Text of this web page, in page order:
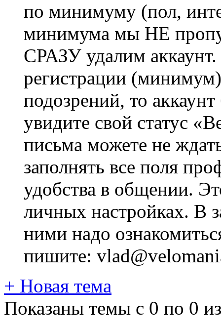
по минимуму (пол,
минимума мы НЕ
СРАЗУ удалим
регистрации
подозрений, то
увидите свой статус
письма можете не
заполнять все поля
удобства в общении.
личных настройках. В
ними надо
пишите:
+ Новая тема
Показаны темы с 0 по 0